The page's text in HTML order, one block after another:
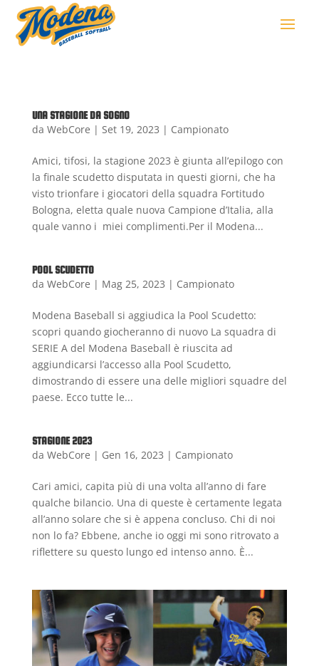
UNA STAGIONE DA SOGNO
da WebCore | Set 19, 2023 | Campionato
Amici, tifosi, la stagione 2023 è giunta all’epilogo con
la finale scudetto disputata in questi giorni, che ha
visto trionfare i giocatori della squadra Fortitudo
Bologna, eletta quale nuova Campione d’Italia, alla
quale vanno i miei complimenti.Per il Modena...
POOL SCUDETTO
da WebCore | Mag 25, 2023 | Campionato
Modena Baseball si aggiudica la Pool Scudetto:
scopri quando giocheranno di nuovo La squadra di
SERIE A del Modena Baseball è riuscita ad
aggiundicarsi l’accesso alla Pool Scudetto,
dimostrando di essere una delle migliori squadre del
paese. Ecco tutte le...
STAGIONE 2023
da WebCore | Gen 16, 2023 | Campionato
Cari amici, capita più di una volta all’anno di fare
qualche bilancio. Una di queste è certamente legata
all’anno solare che si è appena concluso. Chi di noi
non lo fa? Ebbene, anche io oggi mi sono ritrovato a
riflettere su questo lungo ed intenso anno. È...